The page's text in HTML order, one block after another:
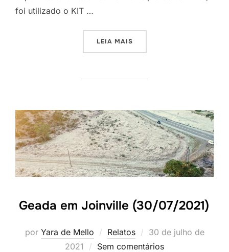
foi utilizado o KIT …
LEIA MAIS
Geada em Joinville (30/07/2021)
por Yara de Mello Relatos
30 de julho de
2021
Sem comentários